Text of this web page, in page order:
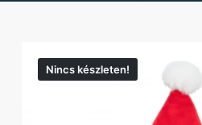
Nincs készleten!